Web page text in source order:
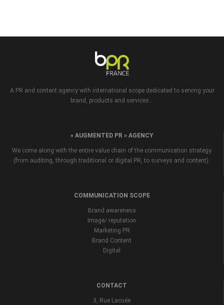
A PR and content agency with international scope dedicated to serving your
brand, products and services...
« AUGMENTED PR » AGENCY
We come along with the entire value chain of the communication strategy
(from auditing, through traditional or digital PR, to surveys and content).
COMMUNICATION SCOPE
Brand awareness
Image/ reputation
Marketing PR
Brand Content
Digital
CONTACT
3, Rue Lacuée